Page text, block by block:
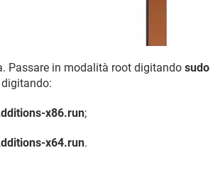
Passare in modalità root digitando sudo
x86.run;
x64.run.